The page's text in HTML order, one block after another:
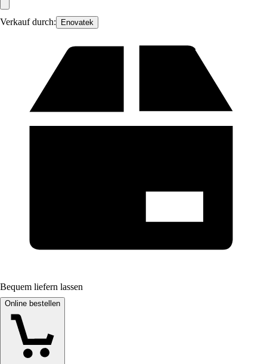
Verkauf durch: Enovatek
Bequem liefern lassen
Online bestellen